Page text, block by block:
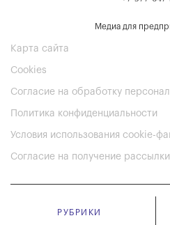
Медиа для
Карта сайта
Cookies
Согласие на обработку
Политика конфиденциальности
Условия использования cookie-
Согласие на получение рассылки
РУБРИКИ